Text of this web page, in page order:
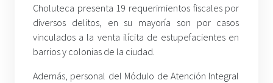
Choluteca presenta 19 requerimientos fiscales por
diversos delitos, en su mayoría son por casos
vinculados a la venta ilícita de estupefacientes en
barrios y colonias de la ciudad.
Además, personal del Módulo de Atención Integral